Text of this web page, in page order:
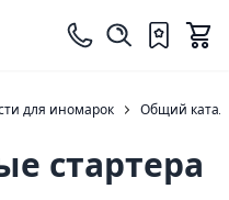
для иномарок Общий
стартера